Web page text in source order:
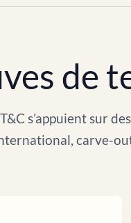
de
s’appuient sur
carve-